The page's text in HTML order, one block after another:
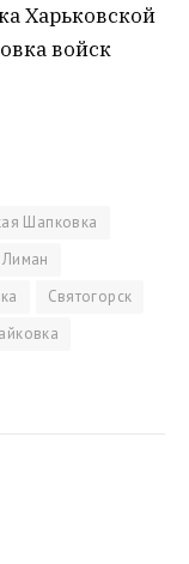
Харьковской
войск
Шапковка
Святогорск